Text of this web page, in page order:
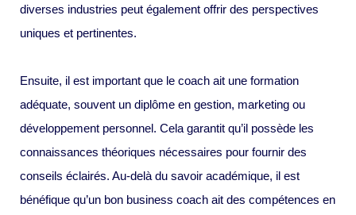
diverses industries peut également offrir des perspectives
uniques et pertinentes.
Ensuite, il est important que le coach ait une formation
adéquate, souvent un diplôme en gestion, marketing ou
développement personnel. Cela garantit qu’il possède les
connaissances théoriques nécessaires pour fournir des
conseils éclairés. Au-delà du savoir académique, il est
bénéfique qu’un bon business coach ait des compétences en